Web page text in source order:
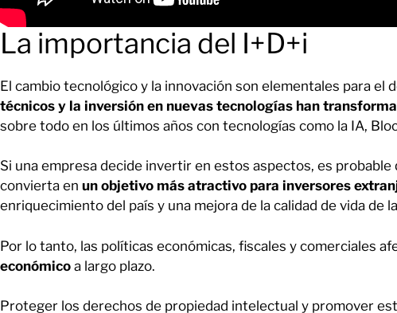
La importancia del I+D+i
El cambio tecnológico y la innovación son elementales para el
técnicos y la inversión en nuevas tecnologías han
sobre todo en los últimos años con tecnologías como la IA,
Si una empresa decide invertir en estos aspectos, es
convierta en un objetivo más atractivo para inversores
enriquecimiento del país y una mejora de la calidad de vida de
Por lo tanto, las políticas económicas, fiscales y comerciales
económico a largo plazo.
Proteger los derechos de propiedad intelectual y promover